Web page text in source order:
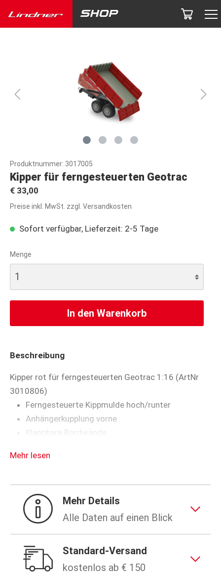
Produktnummer: 3017005
Kipper für ferngesteuerten Geotrac
€ 33,00
Preise inkl. MwSt. zzgl. Versandkosten
Sofort verfügbar, Lieferzeit: 2-5 Tage
Menge
In den Warenkorb
Beschreibung
Kipper rot für ferngesteuerten Geotrac 1:16 (ArtNr
3010806)
Ferngesteuerte Kippmulde hoch/runter
Anhängerkupplung vorne
Klappbare Bordwände
Abmessungen: ~ 335 x 152 x 125mm
Mehr lesen
Mehr Details
Alle Daten auf einen Blick
Standard-Versand
kostenlos ab € 150